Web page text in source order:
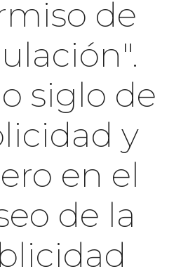
de
siglo de
y
en el
de la